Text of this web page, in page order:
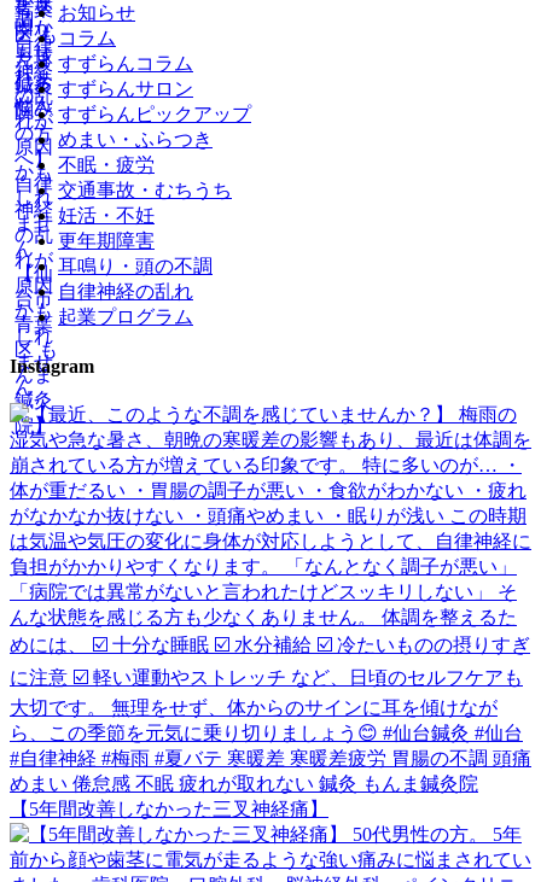
お知らせ
コラム
すずらんコラム
すずらんサロン
すずらんピックアップ
めまい・ふらつき
不眠・疲労
交通事故・むちうち
妊活・不妊
更年期障害
耳鳴り・頭の不調
自律神経の乱れ
起業プログラム
Instagram
【5年間改善しなかった三叉神経痛】